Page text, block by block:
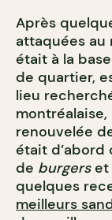
Après
attaquées au
était à la
de quartier,
lieu
renouvelée
était d’abord
de burgerset
quelques
meilleurs